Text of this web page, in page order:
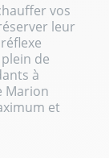
vos
leur
de
à
Marion
et